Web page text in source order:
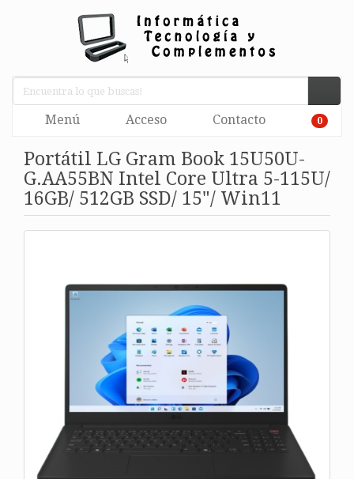
Menú Acceso Contacto 0
Portátil LG Gram Book 15U50U-
G.AA55BN Intel Core Ultra 5-115U/
16GB/ 512GB SSD/ 15"/ Win11